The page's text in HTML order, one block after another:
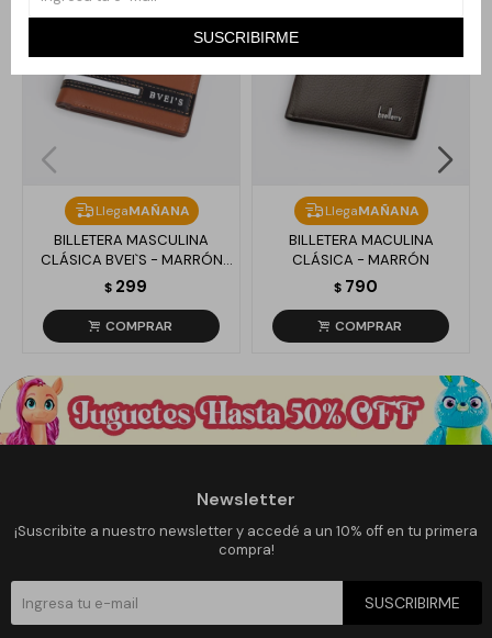
SUSCRIBIRME
LlegaMAÑANA
BILLETERA MASCULINA
CLÁSICA BVEI`S - MARRÓN
CLARO
$ 299
LlegaMAÑANA
BILLETERA MACULINA
CLÁSICA - MARRÓN
$ 790
Newsletter
¡Suscribite a nuestro newsletter y accedé a un 10% off en tu primera
compra!
SUSCRIBIRME